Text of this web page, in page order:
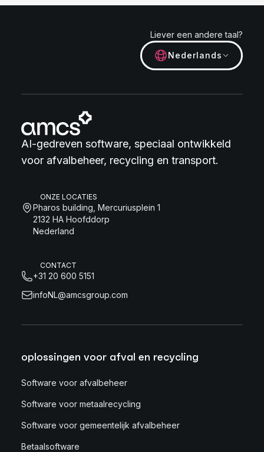
Liever een andere taal?
Nederlands
AI-gedreven software, speciaal ontwikkeld
voor afvalbeheer, recycling en transport.
ONZE LOCATIES
Pharos building, Mercuriusplein 1
2132 HA Hoofddorp
Nederland
CONTACT
+31 20 600 5151
infoNL@amcsgroup.com
oplossingen voor afval en recycling
Software voor afvalbeheer
Software voor metaalrecycling
Software voor gemeentelijk afvalbeheer
Betaalsoftware